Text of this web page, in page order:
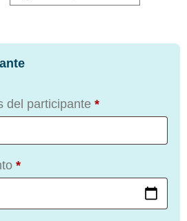
del participante *
*